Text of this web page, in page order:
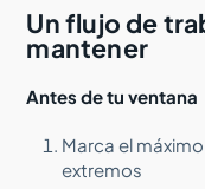
Un flujo de
mantener
Antes de tu ventana
Marca el
extremos